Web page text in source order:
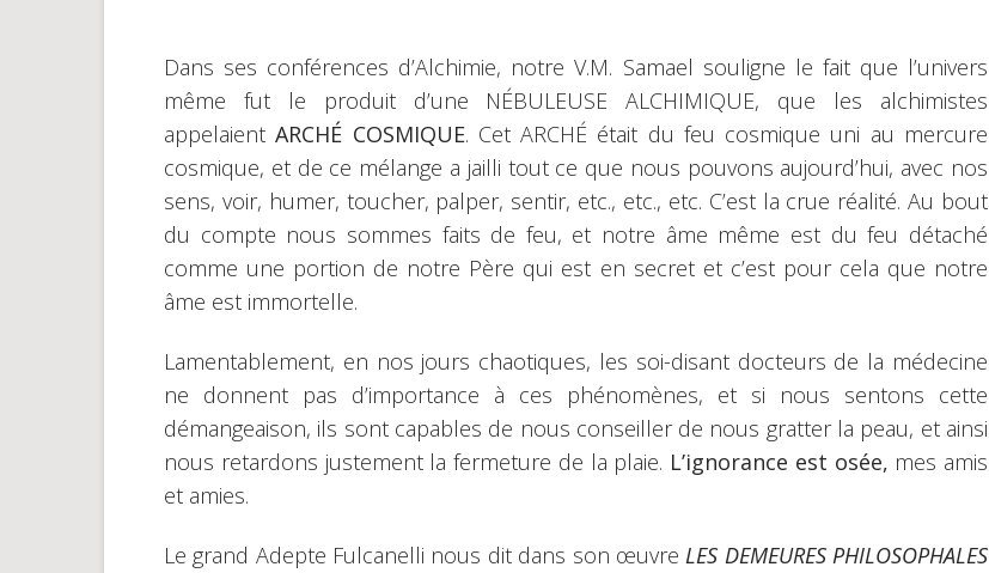
Dans ses conférences d’Alchimie, notre V.M. Samael souligne le fait que l’univers
même fut le produit d’une NÉBULEUSE ALCHIMIQUE, que les alchimistes
appelaientARCHÉ COSMIQUE. Cet ARCHÉ était du feu cosmique uni au mercure
cosmique, et de ce mélange a jailli tout ce que nous pouvons aujourd’hui, avec nos
sens, voir, humer, toucher, palper, sentir, etc., etc., etc. C’est la crue réalité. Au bout
du compte nous sommes faits de feu, et notre âme même est du feu détaché
comme une portion de notre Père qui est en secret et c’est pour cela que notre
âme est immortelle.
Lamentablement, en nos jours chaotiques, les soi-disant docteurs de la médecine
ne donnent pas d’importance à ces phénomènes, et si nous sentons cette
démangeaison, ils sont capables de nous conseiller de nous gratter la peau, et ainsi
nous retardons justement la fermeture de la plaie. L’ignorance est osée, mes amis
et amies.​​​​
Le grand Adepte Fulcanelli nous dit dans son œuvreLES DEMEURES PHILOSOPHALES